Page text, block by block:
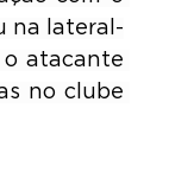
na lateral-
o atacante
no clube